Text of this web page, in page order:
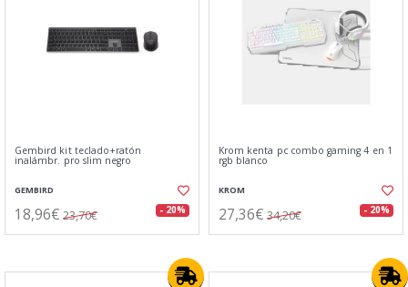
Gembird kit teclado+ratón
inalámbr. pro slim negro
GEMBIRD
18,96€ 23,70€ - 20%
Krom kenta pc combo gaming 4 en 1
rgb blanco
KROM
27,36€ 34,20€ - 20%